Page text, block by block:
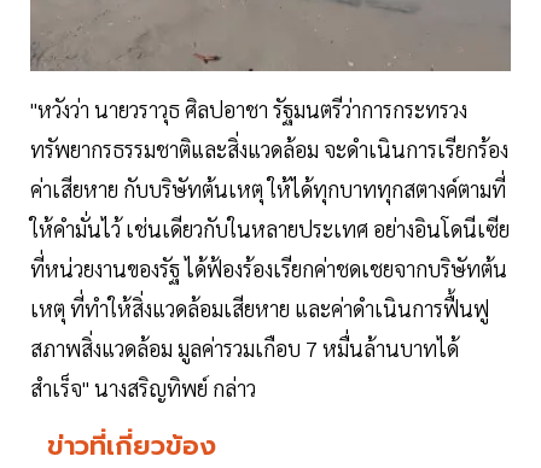
"หวังว่า นายวราวุธ ศิลปอาชา รัฐมนตรีว่าการกระทรวง
ทรัพยากรธรรมชาติและสิ่งแวดล้อม จะดำเนินการเรียกร้อง
ค่าเสียหาย กับบริษัทต้นเหตุ ให้ได้ทุกบาททุกสตางค์ตามที่
ให้คำมั่นไว้ เช่นเดียวกับในหลายประเทศ อย่างอินโดนีเซีย
ที่หน่วยงานของรัฐ ได้ฟ้องร้องเรียกค่าชดเชยจากบริษัทต้น
เหตุ ที่ทำให้สิ่งแวดล้อมเสียหาย และค่าดำเนินการฟื้นฟู
สภาพสิ่งแวดล้อม มูลค่ารวมเกือบ 7 หมื่นล้านบาทได้
สำเร็จ" นางสริญทิพย์ กล่าว
ข่าวที่เกี่ยวข้อง